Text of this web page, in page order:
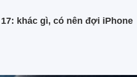
khác gì, có nên đợi iPhone